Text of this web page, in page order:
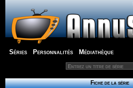
Séries Personnalités Médiathèque
Fiche de la série